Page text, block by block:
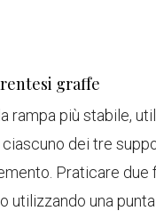
graffe
rampa più stabile,
ciascuno dei tre
Praticare due
utilizzando una